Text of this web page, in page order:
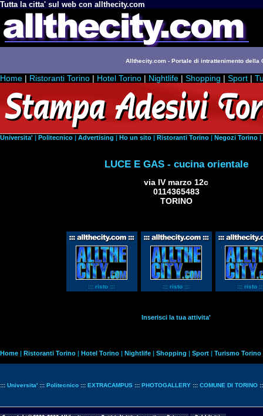
Tutta la citta' sul web con allthecity.com
Allthecity.com - Portale di intrattenimento della
Home | Ristoranti Torino | Hotel Torino | Nightlife | Shopping | Sport |
Universita' | Politecnico | Advertising | Ho un sito | Ristoranti Torino | Negozi Torino |
LUCE E GAS - cucina orientale
via IV marzo 12c
0114365483
TORINO
::: risto ::: ::: risto ::: ::: risto
Inserisci la tua attivita'
Home | Ristoranti Torino | Hotel Torino | Nightlife | Shopping | Sport | Turismo Torino
::: Universita' ::: Politecnico ::: EXTRACAMPUS ::: PHOTOGALLERY ::: COMUNE DI TORINO